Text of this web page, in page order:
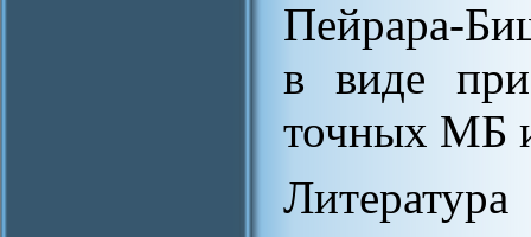
Пейрара-
в виде
точных МБ
Литература